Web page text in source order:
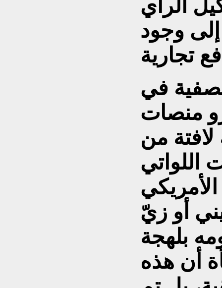
الرأي
وجود
في
منصات
من
اللواتي
أو زيّ
بلهجة
أن هذه